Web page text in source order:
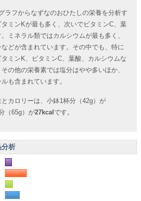
ラフからなずなのおひたしの栄養を分析す
ミンKが最も多く、次いでビタミンC、葉
ミネラル類ではカルシウムが最も多く、
どが含まれています。その中でも、特に
ミンK、ビタミンC、葉酸、カルシウムな
の他の栄養素では塩分はやや多いほか、
も含まれています。
カロリーは、小鉢1杯分（42g）が
（65g）が27kcal です。
分析